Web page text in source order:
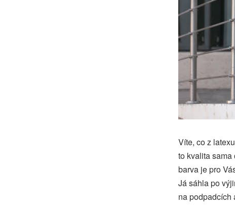
Víte, co z
to kvalita
barva je pro
Já sáhla po
na podpadcích